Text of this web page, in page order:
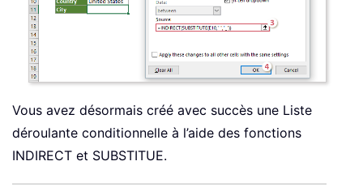
Vous avez désormais créé avec succès une Liste
déroulante conditionnelle à l’aide des fonctions
INDIRECT et SUBSTITUE.